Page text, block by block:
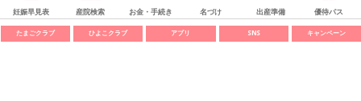
妊娠早見表 産院検索 お金・手続き 名づけ 出産準備 優待パス
たまごクラブ ひよこクラブ アプリ SNS キャンペーン